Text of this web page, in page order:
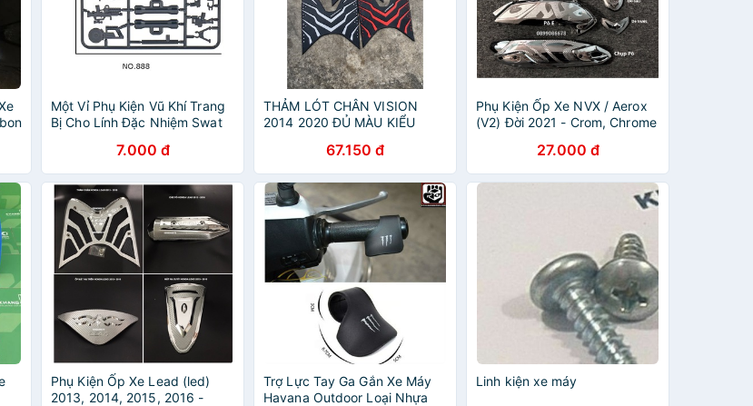
Một Vỉ Phụ Kiện Vũ Khí Trang
Bị Cho Lính Đặc Nhiệm Swat
7.000 đ
THẢM LÓT CHÂN VISION
2014 2020 ĐỦ MÀU KIỂU
67.150 đ
Phụ Kiện Ốp Xe NVX / Aerox
(V2) Đời 2021 - Crom, Chrome
27.000 đ
Phụ Kiện Ốp Xe Lead (led)
2013, 2014, 2015, 2016 -
Trợ Lực Tay Ga Gắn Xe Máy
Havana Outdoor Loại Nhựa
Linh kiện xe máy